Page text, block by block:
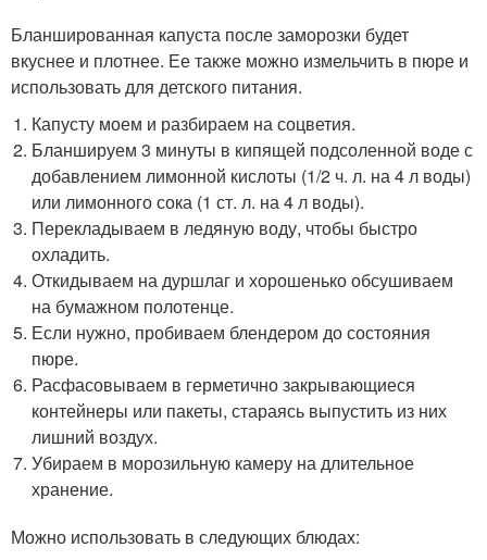
Бланшированная капуста после заморозки будет
вкуснее и плотнее. Ее также можно измельчить в пюре и
использовать для детского питания.
Капусту моем и разбираем на соцветия.
Бланшируем 3 минуты в кипящей подсоленной воде с
добавлением лимонной кислоты (1/2 ч. л. на 4 л воды)
или лимонного сока (1 ст. л. на 4 л воды).
Перекладываем в ледяную воду, чтобы быстро
охладить.
Откидываем на дуршлаг и хорошенько обсушиваем
на бумажном полотенце.
Если нужно, пробиваем блендером до состояния
пюре.
Расфасовываем в герметично закрывающиеся
контейнеры или пакеты, стараясь выпустить из них
лишний воздух.
Убираем в морозильную камеру на длительное
хранение.
Можно использовать в следующих блюдах: